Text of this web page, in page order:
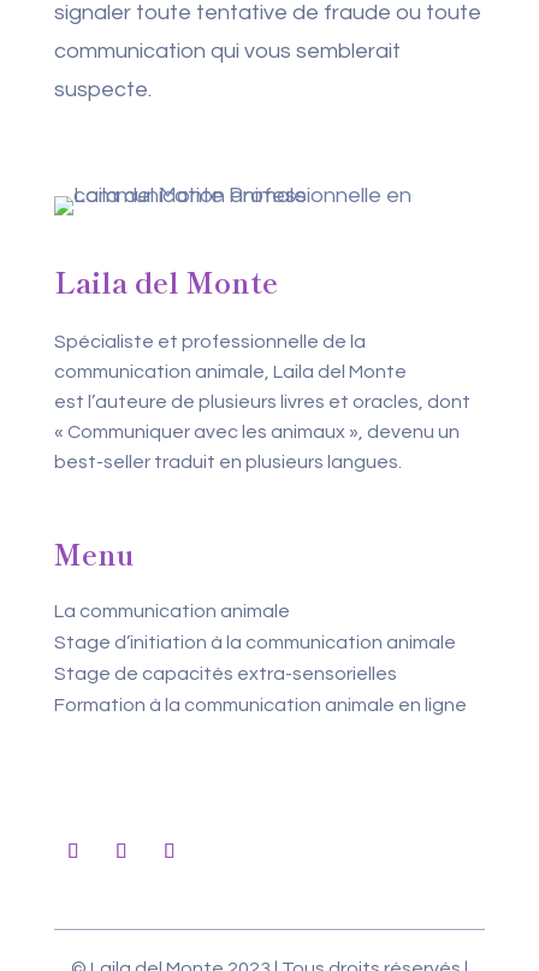
signaler toute tentative de fraude ou toute
communication qui vous semblerait
suspecte.
Laila del Monte
Spécialiste et professionnelle de la
communication animale, Laila del Monte
est l’auteure de plusieurs livres et oracles, dont
« Communiquer avec les animaux », devenu un
best-seller traduit en plusieurs langues.
Menu
La communication animale
Stage d’initiation à la communication animale
Stage de capacités extra-sensorielles
Formation à la communication animale en ligne